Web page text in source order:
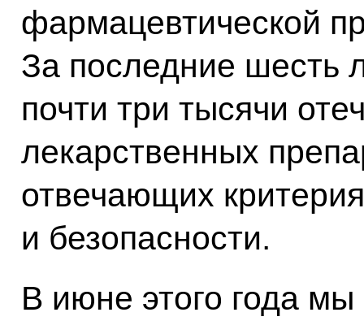
фармацевтической
За последние шесть
почти три тысячи
лекарственных
отвечающих
и безопасности.
В июне этого года